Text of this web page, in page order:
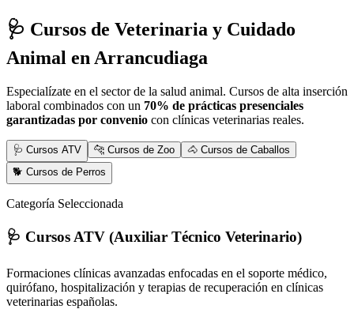
🩺 Cursos de Veterinaria y Cuidado
Animal en Arrancudiaga
Especialízate en el sector de la salud animal. Cursos de alta inserción
laboral combinados con un 70% de prácticas presenciales
garantizadas por convenio con clínicas veterinarias reales.
🩺 Cursos ATV 🐆 Cursos de Zoo
🐴 Cursos de Caballos
🐕 Cursos de Perros
Categoría Seleccionada
🩺 Cursos ATV (Auxiliar Técnico Veterinario)
Formaciones clínicas avanzadas enfocadas en el soporte médico,
quirófano, hospitalización y terapias de recuperación en clínicas
veterinarias españolas.